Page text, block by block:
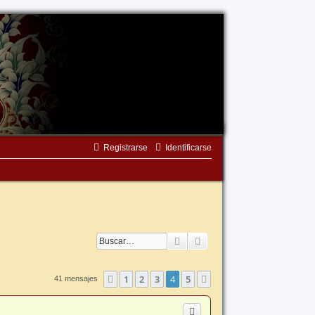
Identificarse
Registrarse
Buscar
41 mensajes Anterior
1 2 3 4 5